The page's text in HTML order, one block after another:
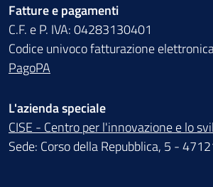
Fatture e pagamenti
C.F. e P. IVA: 04283130401
Codice univoco fatturazione
PagoPA
L'azienda speciale
CISE - Centro per l'innovazione e lo
Sede: Corso della Repubblica, 5 -